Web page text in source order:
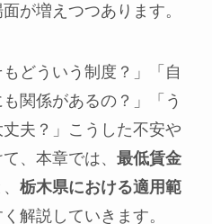
が増えつつあります。
どういう制度？」「自
関係があるの？」「う
夫？」こうした不安や
、本章では、 最低賃金
栃木県における適用範
解説していきます。